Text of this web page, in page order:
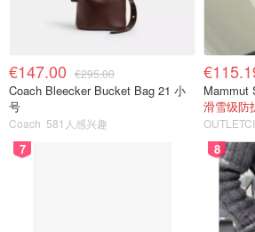
€147.00 €295.00
Coach Bleecker Bucket Bag 21 小
号
Coach 581人感兴趣
Mammut
7 8